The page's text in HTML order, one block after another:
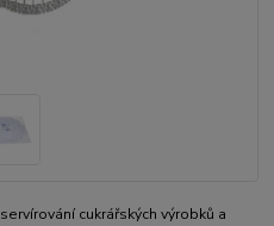
cukrářských výrobků a